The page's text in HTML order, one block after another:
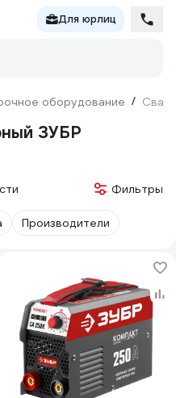
Для юрлиц
оборудование /
ЗУБР
Фильтры
Производители